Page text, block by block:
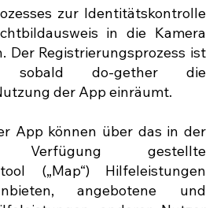
zur Identitätskontrolle
in die Kamera
Der Registrierungsprozess ist
sobald do-gether die
der App einräumt.
App können über das in der
gestellte
(„Map“) Hilfeleistungen
angebotene und